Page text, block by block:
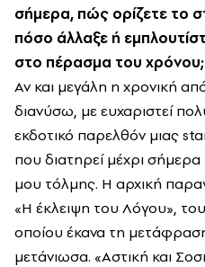
σήμερα, πώς ορίζετε το
πόσο άλλαξε ή
στο πέρασμα του χρόνου;
Αν και μεγάλη η χρονική
διανύσω, με ευχαριστεί
εκδοτικό παρελθόν μιας
που διατηρεί μέχρι
μου τόλμης. Η αρχική
«Η έκλειψη του Λόγου»,
οποίου έκανα τη
μετάνιωσα. «Αστική και